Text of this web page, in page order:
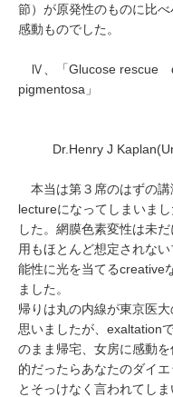
節）が原発性のものに比
感動ものでした。
Ⅳ、「Glucose rescue
pigmentosa」
Dr.Henry J
本当は第３席のはずの講
lectureになってしまいま
した。網膜色素変性は未
用もほとんど想定されな
能性に光を当てるcreative
ました。
帰りは丸の内線が東京医
思いましたが、exaltation
のまま帰宅、女房に感動
的だったらあなたのダイ
とそっけなく言われてし